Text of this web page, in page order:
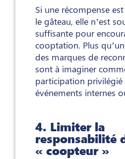
Si une récompense
le gâteau, elle n’est
suffisante pour
cooptation. Plus
des marques de
sont à imaginer
participation privilégié
événements internes
4. Limiter la
responsabilité
« coopteur »